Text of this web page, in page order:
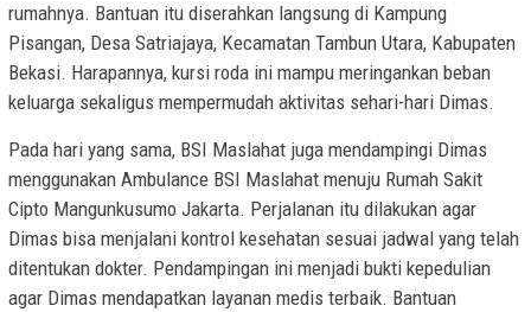
rumahnya. Bantuan itu diserahkan langsung di Kampung
Pisangan, Desa Satriajaya, Kecamatan Tambun Utara, Kabupaten
Bekasi. Harapannya, kursi roda ini mampu meringankan beban
keluarga sekaligus mempermudah aktivitas sehari-hari Dimas.
Pada hari yang sama, BSI Maslahat juga mendampingi Dimas
menggunakan Ambulance BSI Maslahat menuju Rumah Sakit
Cipto Mangunkusumo Jakarta. Perjalanan itu dilakukan agar
Dimas bisa menjalani kontrol kesehatan sesuai jadwal yang telah
ditentukan dokter. Pendampingan ini menjadi bukti kepedulian
agar Dimas mendapatkan layanan medis terbaik. Bantuan